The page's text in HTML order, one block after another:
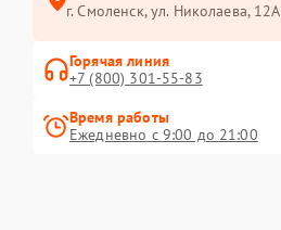
г. Смоленск, ул. Николаева, 12А
Горячая линия
+7 (800) 301-55-83
Время работы
Ежедневно с 9:00 до 21:00